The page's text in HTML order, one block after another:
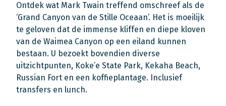
Ontdek wat Mark Twain treffend omschreef als de
‘Grand Canyon van de Stille Oceaan’. Het is moeilijk
te geloven dat de immense kliffen en diepe kloven
van de Waimea Canyon op een eiland kunnen
bestaan. U bezoekt bovendien diverse
uitzichtpunten, Koke’e State Park, Kekaha Beach,
Russian Fort en een koffieplantage. Inclusief
transfers en lunch.